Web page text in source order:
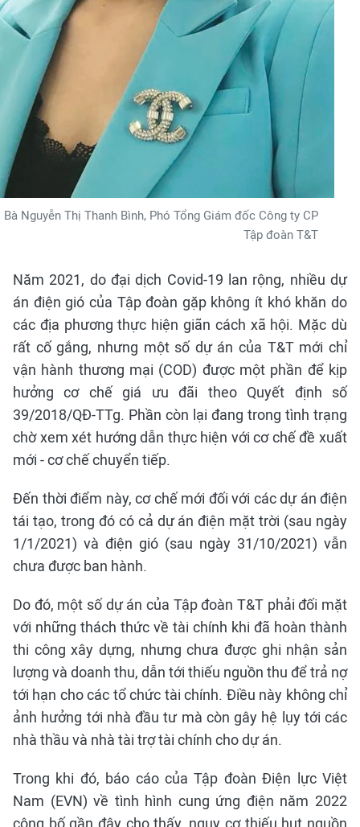
Bà Nguyễn Thị Thanh Bình, Phó Tổng Giám đốc Công ty CP
Tập đoàn T&T
Năm 2021, do đại dịch Covid-19 lan rộng, nhiều dự
án điện gió của Tập đoàn gặp không ít khó khăn do
các địa phương thực hiện giãn cách xã hội. Mặc dù
rất cố gắng, nhưng một số dự án của T&T mới chỉ
vận hành thương mại (COD) được một phần để kịp
hưởng cơ chế giá ưu đãi theo Quyết định số
39/2018/QĐ-TTg. Phần còn lại đang trong tình trạng
chờ xem xét hướng dẫn thực hiện với cơ chế đề xuất
mới - cơ chế chuyển tiếp.
Đến thời điểm này, cơ chế mới đối với các dự án điện
tái tạo, trong đó có cả dự án điện mặt trời (sau ngày
1/1/2021) và điện gió (sau ngày 31/10/2021) vẫn
chưa được ban hành.
Do đó, một số dự án của Tập đoàn T&T phải đối mặt
với những thách thức về tài chính khi đã hoàn thành
thi công xây dựng, nhưng chưa được ghi nhận sản
lượng và doanh thu, dẫn tới thiếu nguồn thu để trả nợ
tới hạn cho các tổ chức tài chính. Điều này không chỉ
ảnh hưởng tới nhà đầu tư mà còn gây hệ lụy tới các
nhà thầu và nhà tài trợ tài chính cho dự án.
Trong khi đó, báo cáo của Tập đoàn Điện lực Việt
Nam (EVN) về tình hình cung ứng điện năm 2022
công bố gần đây cho thấy, nguy cơ thiếu hụt nguồn